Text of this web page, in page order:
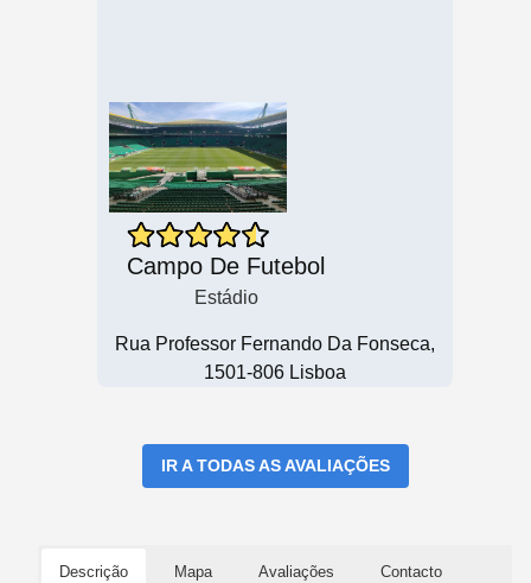
Campo De Futebol
Estádio
Rua Professor Fernando Da Fonseca,
1501-806 Lisboa
IR A TODAS AS AVALIAÇÕES
Descrição Mapa Avaliações Contacto